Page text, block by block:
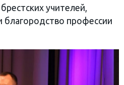
учителей,
благородство профессии